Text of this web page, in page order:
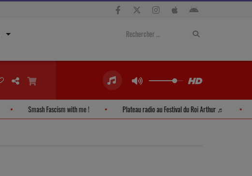
Smash Fascism with me ! Plateau radio au Festival du Roi Arthur ♬